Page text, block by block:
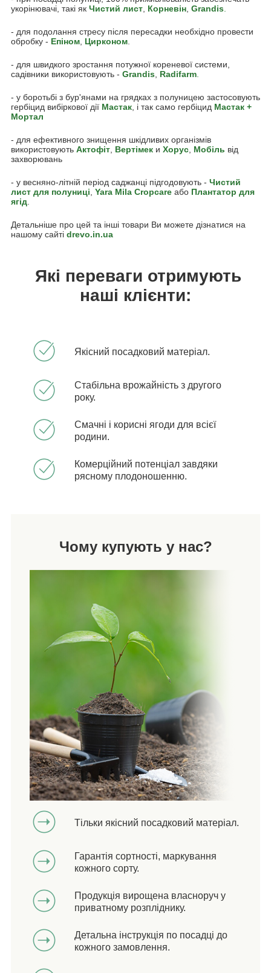
укорінювачі, такі як Чистий лист Корневін Grandis
- для подолання стресу після пересадки необхідно провести
обробку - Епіном Цирконом
- для швидкого зростання потужної кореневої системи,
садівники використовують - Grandis Radifarm
- у боротьбі з бур'янами на грядках з полуницею застосовують
гербіцид вибіркової дії Мастак , і так само гербіцид Мастак +
Мортал
- для ефективного знищення шкідливих організмів
використовують Актофіт Вертімек и Хорус Мобіль від
захворювань
- у весняно-літній період саджанці підгодовують - Чистий
лист для полуниці Yara Mila Cropcare або Плантатор для
ягід
Детальніше про цей та інші товари Ви можете дізнатися на
нашому сайті drevo.in.ua
Які переваги отримують
наші клієнти:
Якісний посадковий матеріал.
Стабільна врожайність з другого
року.
Смачні і корисні ягоди для всієї
родини.
Комерційний потенціал завдяки
рясному плодоношенню.
Чому купують у нас?
Тільки якісний посадковий матеріал.
Гарантія сортності, маркування
кожного сорту.
Продукція вирощена власноруч у
приватному розпліднику.
Детальна інструкція по посадці до
кожного замовлення.